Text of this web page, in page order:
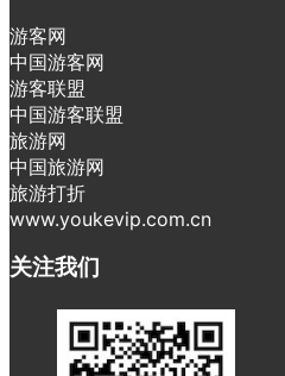
游客网
中国游客网
游客联盟
中国游客联盟
旅游网
中国旅游网
旅游打折
www.youkevip.com.cn
关注我们